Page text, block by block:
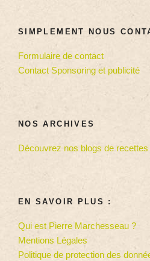
SIMPLEMENT NOUS
Formulaire de contact
Contact Sponsoring et publicité
NOS ARCHIVES
Découvrez nos blogs de recettes
EN SAVOIR PLUS :
Qui est Pierre Marchesseau ?
Mentions Légales
Politique de protection des